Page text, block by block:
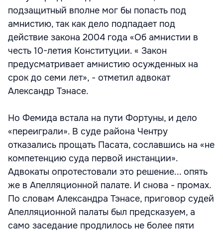
подзащитный вполне мог бы попасть под
амнистию, так как дело подпадает под
действие закона 2004 года «Об амнистии в
честь 10-летия Конституции. « Закон
предусматривает амнистию осужденных на
срок до семи лет», - отметил адвокат
Александр Тэнасе.
Но Фемида встала на пути Фортуны, и дело
«переиграли». В суде района Чентру
отказались прощать Пасата, сославшись на «не
компетенцию суда первой инстанции».
Адвокаты опротестовали это решение... опять
же в Апелляционной палате. И снова - промах.
По словам Александра Тэнасе, приговор судей
Апелляционной палаты был предсказуем, а
само заседание продлилось не более пяти